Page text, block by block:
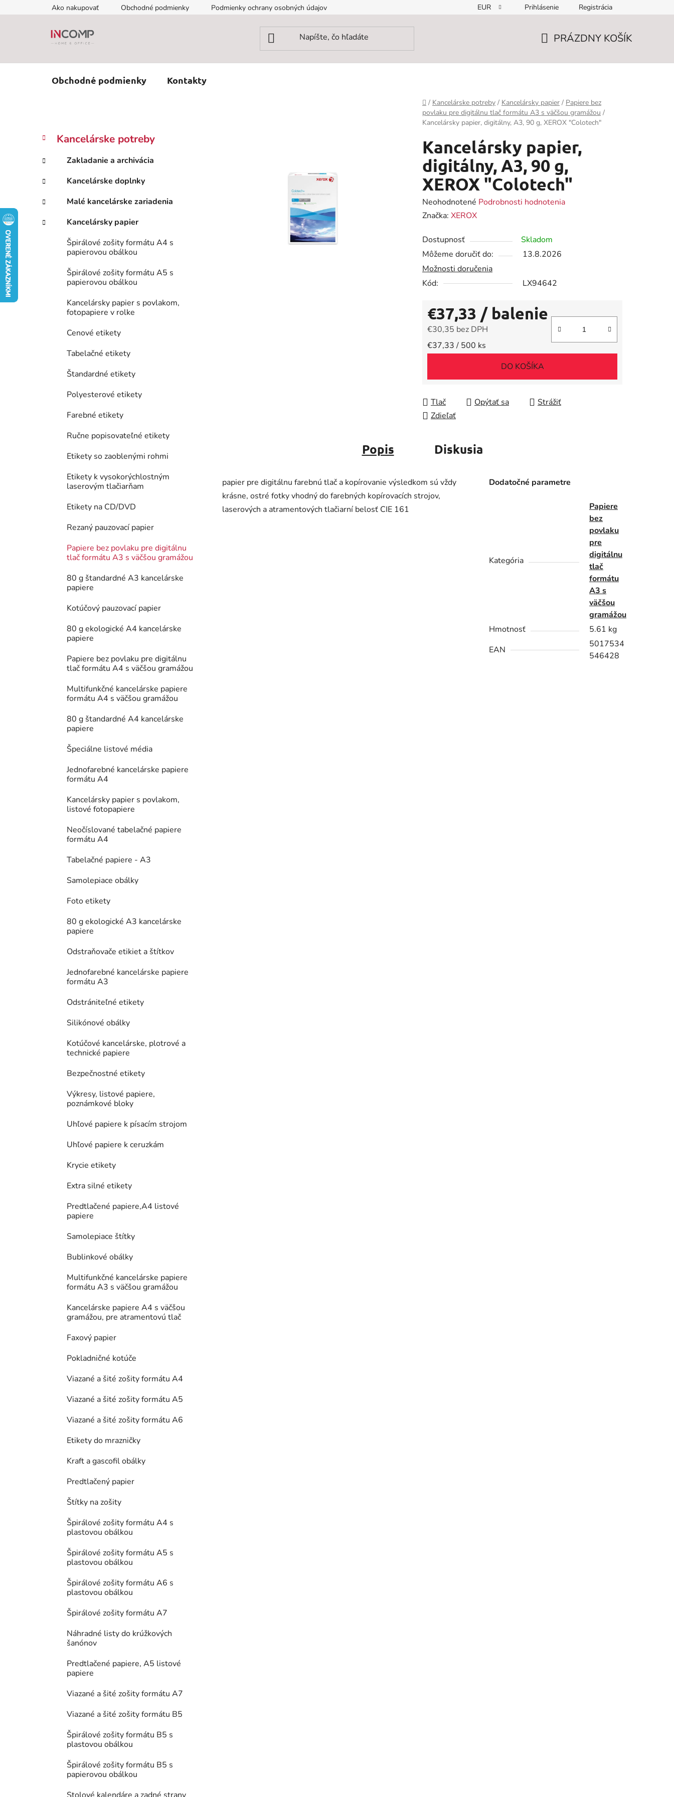
na
Ako nakupovať Obchodné podmienky Podmienky ochrany osobných údajov EUR Prihlásenie Registrácia
PRÁZDNY KOŠÍK
Obchodné podmienky Kontakty
Domov
/ Kancelárske potreby / Kancelársky papier / Papiere bez
povlaku pre digitálnu tlač formátu A3 s väčšou gramážou /
Kancelársky papier, digitálny, A3, 90 g, XEROX "Colotech"
B
č
ý
p
n
Preskočiť
kategórie
K
a
e
g
ó
r
e
Kancelárske potreby
Zakladanie a archivácia
Kancelárske doplnky
Malé kancelárske zariadenia
Kancelársky papier
Špirálové zošity formátu A4 s
papierovou obálkou
Špirálové zošity formátu A5 s
papierovou obálkou
Kancelársky papier s povlakom,
fotopapiere v rolke
Cenové etikety
Tabelačné etikety
Štandardné etikety
Polyesterové etikety
Farebné etikety
Ručne popisovateľné etikety
Etikety so zaoblenými rohmi
Etikety k vysokorýchlostným
laserovým tlačiarňam
Etikety na CD/DVD
Rezaný pauzovací papier
Papiere bez povlaku pre digitálnu
tlač formátu A3 s väčšou gramážou
80 g štandardné A3 kancelárske
papiere
Kotúčový pauzovací papier
80 g ekologické A4 kancelárske
papiere
Papiere bez povlaku pre digitálnu
tlač formátu A4 s väčšou gramážou
Multifunkčné kancelárske papiere
formátu A4 s väčšou gramážou
80 g štandardné A4 kancelárske
papiere
Špeciálne listové média
Jednofarebné kancelárske papiere
formátu A4
Kancelársky papier s povlakom,
listové fotopapiere
Neočíslované tabelačné papiere
formátu A4
Tabelačné papiere - A3
Samolepiace obálky
Foto etikety
80 g ekologické A3 kancelárske
papiere
Odstraňovače etikiet a štítkov
Jednofarebné kancelárske papiere
formátu A3
Odstrániteľné etikety
Silikónové obálky
Kotúčové kancelárske, plotrové a
technické papiere
Bezpečnostné etikety
Výkresy, listové papiere,
poznámkové bloky
Uhľové papiere k písacím strojom
Uhľové papiere k ceruzkám
Krycie etikety
Extra silné etikety
Predtlačené papiere,A4 listové
papiere
Samolepiace štítky
Bublinkové obálky
Multifunkčné kancelárske papiere
formátu A3 s väčšou gramážou
Kancelárske papiere A4 s väčšou
gramážou, pre atramentovú tlač
Faxový papier
Pokladničné kotúče
Viazané a šité zošity formátu A4
Viazané a šité zošity formátu A5
Viazané a šité zošity formátu A6
Etikety do mrazničky
Kraft a gascofil obálky
Predtlačený papier
Štítky na zošity
Špirálové zošity formátu A4 s
plastovou obálkou
Špirálové zošity formátu A5 s
plastovou obálkou
Špirálové zošity formátu A6 s
plastovou obálkou
Špirálové zošity formátu A7
Náhradné listy do krúžkových
šanónov
Predtlačené papiere, A5 listové
papiere
Viazané a šité zošity formátu A7
Viazané a šité zošity formátu B5
Špirálové zošity formátu B5 s
plastovou obálkou
Špirálové zošity formátu B5 s
papierovou obálkou
Kancelársky papier,
digitálny, A3, 90 g,
XEROX "Colotech"
Priemerné
hodnotenie
je
0,0
z
5
Neohodnotené Podrobnosti hodnotenia
Značka: XEROX
Dostupnosť
Skladom
Môžeme doručiť do:
13.8.2026
Možnosti doručenia
Kód:
LX94642
€37,33 / balenie
€30,35 bez DPH
Jednotková cena:
€37,33 / 500 ks
DO KOŠÍKA
Tlač Opýtať sa
Strážiť
Zdieľať
Popis Diskusia
papier pre digitálnu farebnú tlač a kopírovanie výsledkom sú vždy
krásne, ostré fotky vhodný do farebných kopírovacích strojov,
laserových a atramentových tlačiarní belosť CIE 161
Dodatočné parametre
Kategória
Papiere
bez
povlaku
pre
digitálnu
tlač
formátu
A3 s
väčšou
gramážou
Hmotnosť
5.61 kg
EAN
5017534
546428